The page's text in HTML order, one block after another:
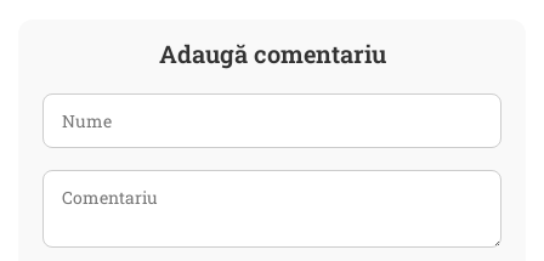
Adaugă comentariu